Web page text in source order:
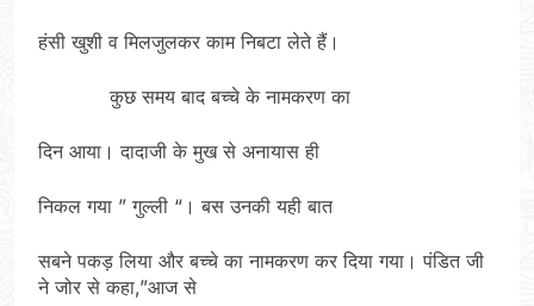
हंसी खुशी व मिलजुलकर काम निबटा लेते हैं।
कुछ समय बाद बच्चे के नामकरण का
दिन आया। दादाजी के मुख से अनायास ही
निकल गया ” गुल्ली “। बस उनकी यही बात
सबने पकड़ लिया और बच्चे का नामकरण कर दिया गया। पंडित जी
ने जोर से कहा,”आज से